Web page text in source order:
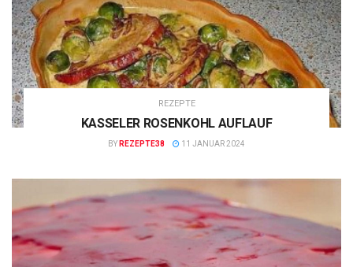
REZEPTE
KASSELER ROSENKOHL AUFLAUF
BY REZEPTE38 11 JANUAR 2024